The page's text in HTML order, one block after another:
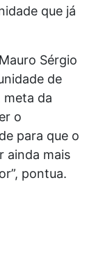
que já
Sérgio
de
meta da
o
para que o
ainda mais
pontua.